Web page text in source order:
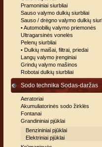
Pramoniniai siurbliai
Sauso valymo dulkių siurbliai
Sauso / drėgno valymo dulkių
• Automobilių valymo priemonės
Ultragarsinės vonelės
Pelenų siurbliai
• Dulkių maišai, filtrai, priedai
Langų valymo įrenginiai
Grindų valymo mašinos
Robotai dulkių siurbliai
Sodo technika Sodas-daržas
Aeratoriai
Akumuliatorinės sodo žirklės
Fontanai
Grandininiai pjūklai
Benzininiai pjūklai
Elektriniai pjūklai